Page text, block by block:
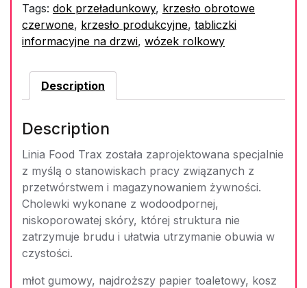
Tags: dok przeładunkowy, krzesło obrotowe
czerwone, krzesło produkcyjne, tabliczki
informacyjne na drzwi, wózek rolkowy
Description
Description
Linia Food Trax została zaprojektowana specjalnie
z myślą o stanowiskach pracy związanych z
przetwórstwem i magazynowaniem żywności.
Cholewki wykonane z wodoodpornej,
niskoporowatej skóry, której struktura nie
zatrzymuje brudu i ułatwia utrzymanie obuwia w
czystości.
młot gumowy, najdroższy papier toaletowy, kosz